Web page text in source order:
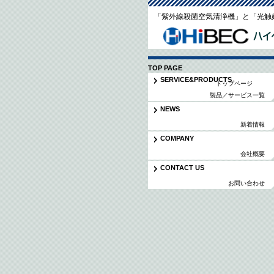
「紫外線殺菌空気清浄機」と「光
トップページ
TOP PAGE
製品／サービス一覧
SERVICE&PRODUCTS
新着情報
NEWS
会社概要
COMPANY
お問い合わせ
CONTACT US